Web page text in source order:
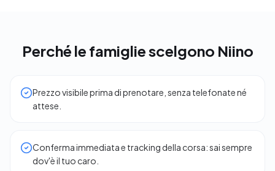
Perché le famiglie scelgono Niino
Prezzo visibile prima di prenotare, senza telefonate né
attese.
Conferma immediata e tracking della corsa: sai sempre
dov'è il tuo caro.